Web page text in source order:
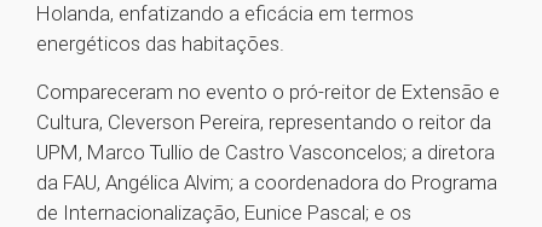
Holanda, enfatizando a eficácia em termos
energéticos das habitações.
Compareceram no evento o pró-reitor de Extensão e
Cultura, Cleverson Pereira, representando o reitor da
UPM, Marco Tullio de Castro Vasconcelos; a diretora
da FAU, Angélica Alvim; a coordenadora do Programa
de Internacionalização, Eunice Pascal; e os